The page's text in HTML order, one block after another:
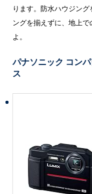
ります。防水ハウジン
ングを揃えずに、地上
よ。
パナソニック コン
ス